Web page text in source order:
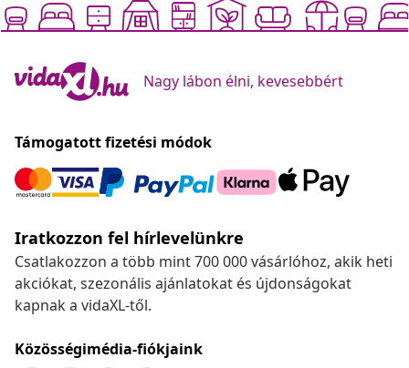
Nagy lábon élni, kevesebbért
Támogatott fizetési módok
Iratkozzon fel hírlevelünkre
Csatlakozzon a több mint 700 000 vásárlóhoz, akik heti
akciókat, szezonális ajánlatokat és újdonságokat
kapnak a vidaXL-től.
Közösségimédia-fiókjaink